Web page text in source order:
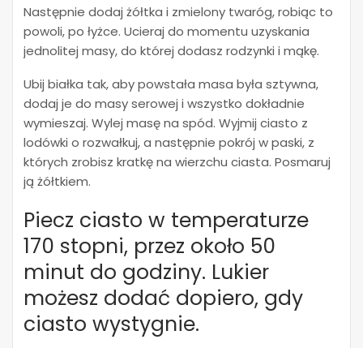
Następnie dodaj żółtka i zmielony twaróg, robiąc to
powoli, po łyżce. Ucieraj do momentu uzyskania
jednolitej masy, do której dodasz rodzynki i mąkę.
Ubij białka tak, aby powstała masa była sztywna,
dodaj je do masy serowej i wszystko dokładnie
wymieszaj. Wylej masę na spód. Wyjmij ciasto z
lodówki o rozwałkuj, a następnie pokrój w paski, z
których zrobisz kratkę na wierzchu ciasta. Posmaruj
ją żółtkiem.
Piecz ciasto w temperaturze
170 stopni, przez około 50
minut do godziny. Lukier
możesz dodać dopiero, gdy
ciasto wystygnie.